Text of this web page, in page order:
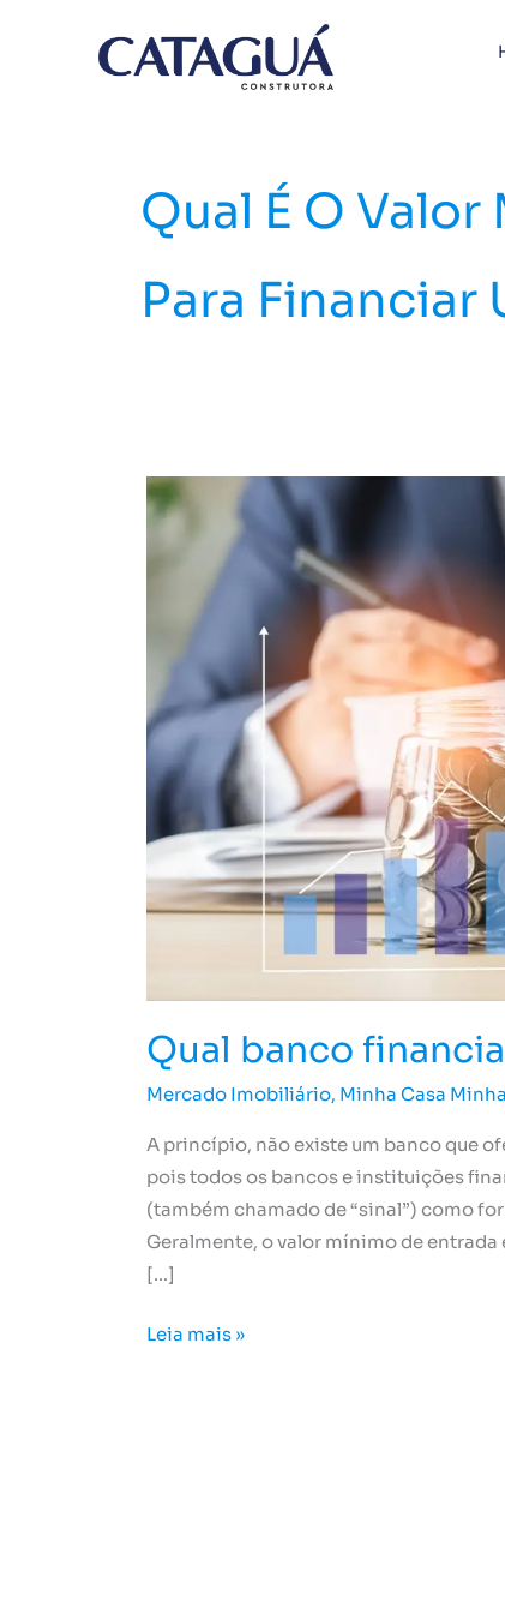
Qual É O
Para Financiar
Qual banco
Mercado Imobiliário, Minha Casa
A princípio, não existe um banco que
pois todos os bancos e instituições
(também chamado de “sinal”) como
Geralmente, o valor mínimo de entrada
[…]
Qual
banco
financia
imóvel?
Leia mais »